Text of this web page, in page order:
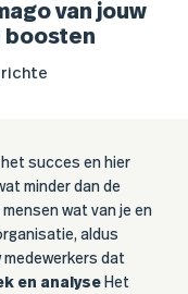
van jouw
boosten
succes en hier
minder dan de
wat van je en
aldus
medewerkers dat
en analyse Het